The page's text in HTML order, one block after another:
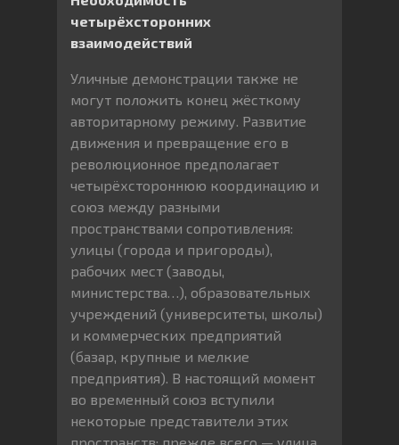
четырёхсторонних
взаимодействий
Уличные демонстрации также не
могут положить конец жёсткому
авторитарному режиму. Развитие
движения и превращение его в
революционное предполагает
четырёхстороннюю координацию и
союз между разными
пространствами сопротивления:
улицы (города и пригороды),
рабочих мест (заводы,
министерства…), образовательных
учреждений (университеты, школы)
и коммерческих предприятий
(базар, крупные и мелкие
предприятия). В настоящий момент
во временный союз вступили
некоторые представители этих